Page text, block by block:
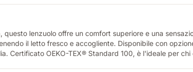
lenzuolo offre un comfort superiore e una
il letto fresco e accogliente. Disponibile con
OEKO-TEX® Standard 100, è l'ideale per chi